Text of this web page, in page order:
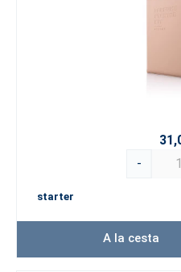
-
starter
A la cesta